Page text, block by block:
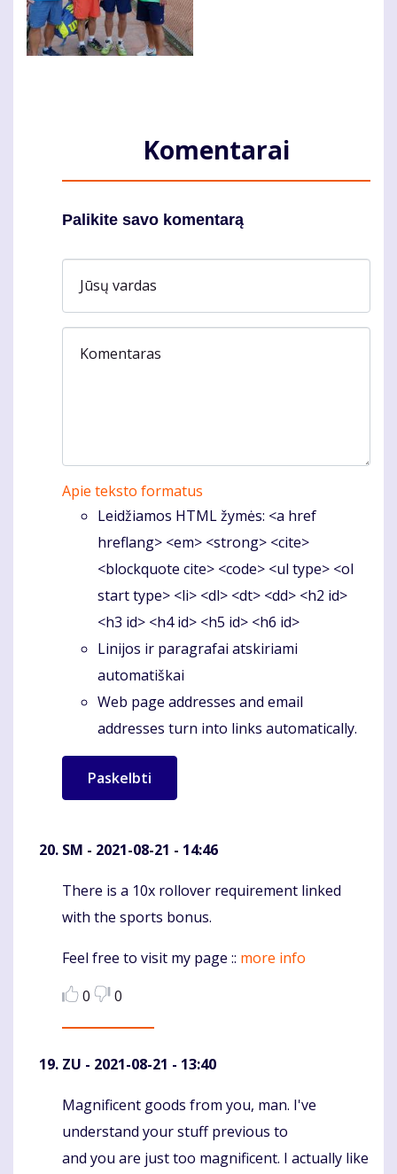
Komentarai
Palikite savo komentarą
Jūsų vardas
Komentaras
Apie teksto formatus
Leidžiamos HTML žymės: <a href
hreflang> <em> <strong> <cite>
<blockquote cite> <code> <ul type> <ol
start type> <li> <dl> <dt> <dd> <h2 id>
<h3 id> <h4 id> <h5 id> <h6 id>
Linijos ir paragrafai atskiriami
automatiškai
Web page addresses and email
addresses turn into links automatically.
SM - 2021-08-21 - 14:46
Komentaras
There is a 10x rollover requirement linked
with the sports bonus.
Feel free to visit my page :: more info
0
0
ZU - 2021-08-21 - 13:40
Komentaras
Magnificent goods from you, man. I've
understand your stuff previous to
and you are just too magnificent. I actually like